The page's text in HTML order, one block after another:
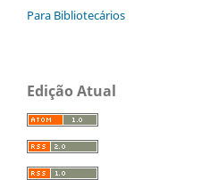
Para Bibliotecários
Edição Atual